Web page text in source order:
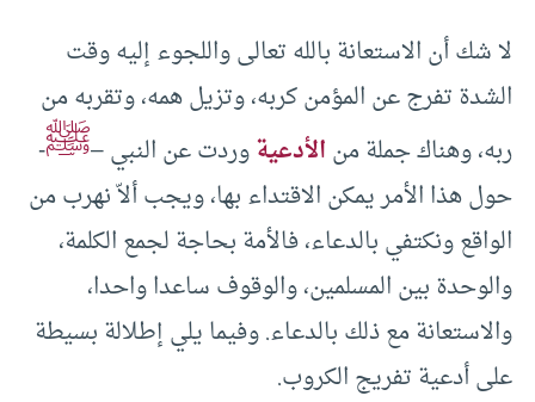
لا شك أن الاستعانة بالله تعالى واللجوء إليه وقت
الشدة تفرج عن المؤمن كربه، وتزيل همه، وتقربه من
ربه، وهناك جملة منالأدعيةوردت عن النبي –ﷺ-
حول هذا الأمر يمكن الاقتداء بها، ويجب ألاّ نهرب من
الواقع ونكتفي بالدعاء، فالأمة بحاجة لجمع الكلمة،
والوحدة بين المسلمين، والوقوف ساعدا واحدا،
والاستعانة مع ذلك بالدعاء. وفيما يلي إطلالة بسيطة
على أدعية تفريج الكروب.